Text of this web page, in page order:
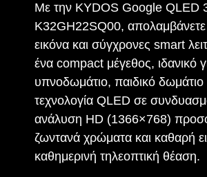
Με την KYDOS Google QLED
K32GH22SQ00, απολαμβάνετε
εικόνα και σύγχρονες smart
ένα compact μέγεθος, ιδανικό
υπνοδωμάτιο, παιδικό δωμάτιο
τεχνολογία QLED σε
ανάλυση HD (1366×768)
ζωντανά χρώματα και καθαρή
καθημερινή τηλεοπτική θέαση.